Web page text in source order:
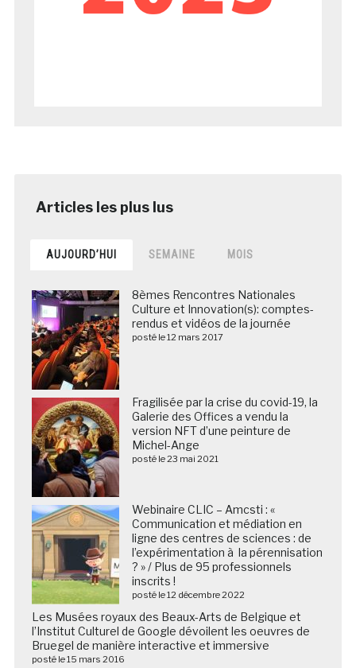
AUJOURD’HUI SEMAINE MOIS
8èmes Rencontres Nationales
Culture et Innovation(s): comptes-
rendus et vidéos de la journée
posté le 12 mars 2017
Fragilisée par la crise du covid-19, la
Galerie des Offices a vendu la
version NFT d’une peinture de
Michel-Ange
posté le 23 mai 2021
Webinaire CLIC – Amcsti : «
Communication et médiation en
ligne des centres de sciences : de
l’expérimentation à la pérennisation
? » / Plus de 95 professionnels
inscrits !
posté le 12 décembre 2022
Les Musées royaux des Beaux-Arts de Belgique et
l’Institut Culturel de Google dévoilent les oeuvres de
Bruegel de manière interactive et immersive
posté le 15 mars 2016